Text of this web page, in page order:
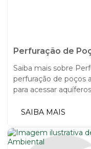
Perfuração de
Saiba mais sobre
perfuração de poços
para acessar
SAIBA MAIS